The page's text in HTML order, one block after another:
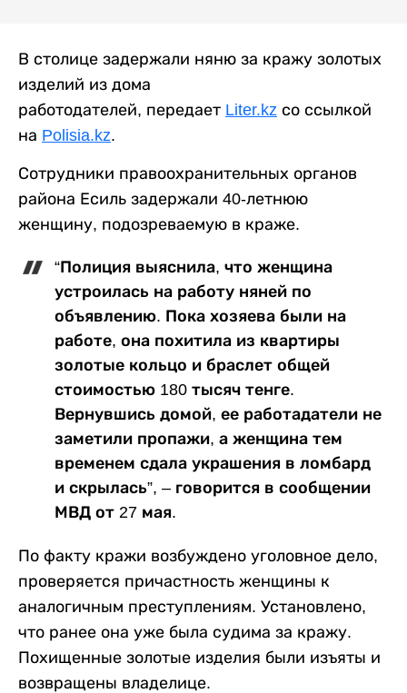
В столице задержали няню за кражу золотых
изделий из дома
работодателей, передает Liter.kz со ссылкой
на Polisia.kz.
Сотрудники правоохранительных органов
района Есиль задержали 40-летнюю
женщину, подозреваемую в краже.
“Полиция выяснила, что женщина
устроилась на работу няней по
объявлению. Пока хозяева были на
работе, она похитила из квартиры
золотые кольцо и браслет общей
стоимостью 180 тысяч тенге.
Вернувшись домой, ее работадатели не
заметили пропажи, а женщина тем
временем сдала украшения в ломбард
и скрылась”, – говорится в сообщении
МВД от 27 мая.
По факту кражи возбуждено уголовное дело,
проверяется причастность женщины к
аналогичным преступлениям. Установлено,
что ранее она уже была судима за кражу.
Похищенные золотые изделия были изъяты и
возвращены владелице.